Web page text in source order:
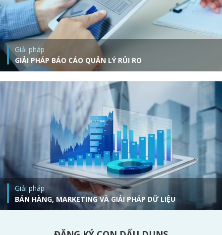
Giải pháp
GIẢI PHÁP BÁO CÁO QUẢN LÝ RỦI RO
Giải pháp quản lý cung ứng
Báo cáo toàn diện
Giải pháp
BÁN HÀNG, MARKETING VÀ GIẢI PHÁP DỮ LIỆU
Dự án dữ liệu cho giải pháp mua hàng